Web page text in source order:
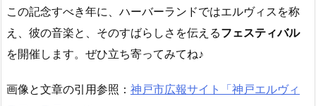
この記念すべき年に、ハーバーランドではエルヴィスを称
え、彼の音楽と、そのすばらしさを伝えるフェスティバル
を開催します。ぜひ立ち寄ってみてね♪
画像と文章の引用参照： 神戸市広報サイト「神戸エルヴィ